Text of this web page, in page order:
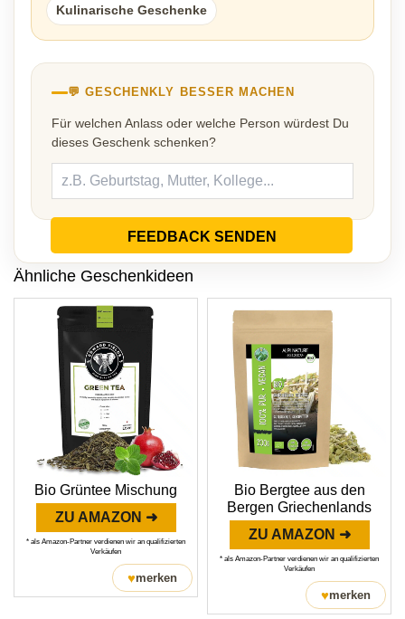
Kulinarische Geschenke
💬 GESCHENKLY BESSER MACHEN
Für welchen Anlass oder welche Person würdest Du
dieses Geschenk schenken?
FEEDBACK SENDEN
Ähnliche Geschenkideen
Bio Grüntee Mischung
ZU AMAZON ➜
* als Amazon-Partner verdienen wir an qualifizierten
Verkäufen
♥merken
Bio Bergtee aus den
Bergen Griechenlands
ZU AMAZON ➜
* als Amazon-Partner verdienen wir an qualifizierten
Verkäufen
♥merken